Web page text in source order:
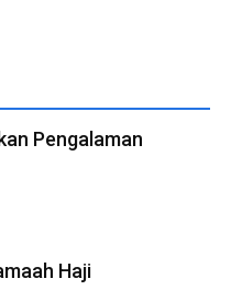
Pengalaman
Haji